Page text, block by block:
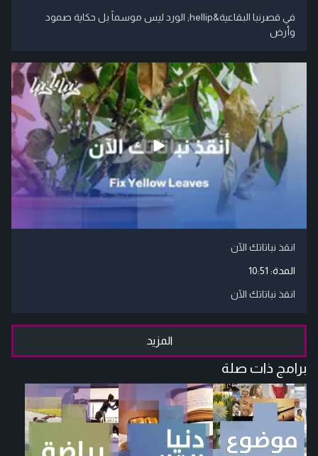
في قصرنبا البقاعية&hellip; الورد ليس موسماً بل حكاية صمود
وأرض
انقذ نباتاتك الآن
المدة: 10:51
انقذ نباتاتك الآن
المزيد
برامج ذات صلة